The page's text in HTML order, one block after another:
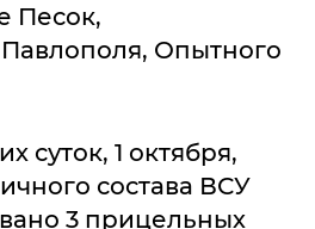
Песок,
Опытного
суток, 1 октября,
состава ВСУ
3 прицельных